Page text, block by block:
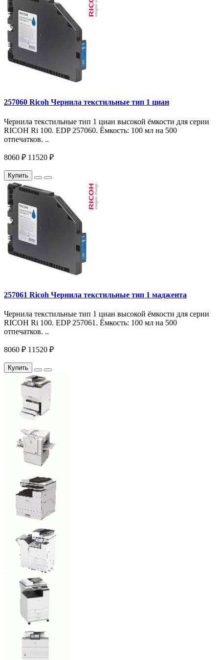
257060 Ricoh Чернила текстильные тип 1 циан
Чернила текстильные тип 1 циан высокой ёмкости для серии
RICOH Ri 100. EDP 257060. Ёмкость: 100 мл на 500
отпечатков. ..
8060 ₽ 11520 ₽
Купить
257061 Ricoh Чернила текстильные тип 1 маджента
Чернила текстильные тип 1 циан высокой ёмкости для серии
RICOH Ri 100. EDP 257061. Ёмкость: 100 мл на 500
отпечатков. ..
8060 ₽ 11520 ₽
Купить